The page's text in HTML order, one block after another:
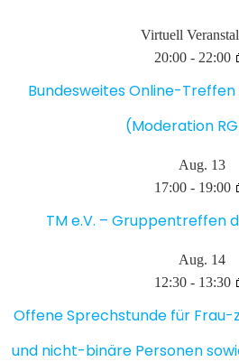
Virtuell
20:00- 22:00
Bundesweites Online-Treffen
(Moderation
Aug. 13
17:00- 19:00
TM e.V. – Gruppentreffen
Aug. 14
12:30- 13:30
Offene Sprechstunde für
und nicht-binäre Personen